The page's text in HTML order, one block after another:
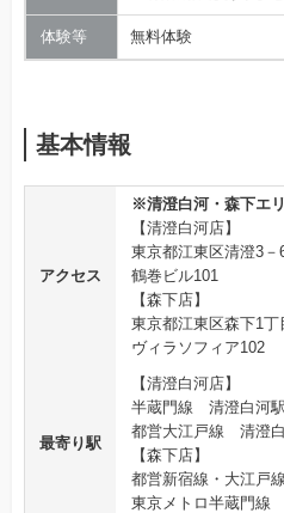
体験等 無料体験
基本情報
アクセス
※清澄白河・森下エ
【清澄白河店】
東京都江東区清澄3－
鶴巻ビル101
【森下店】
東京都江東区森下1丁
ヴィラソフィア102
最寄り駅
【清澄白河店】
半蔵門線 清澄白河
都営大江戸線 清澄
【森下店】
都営新宿線・大江
東京メトロ半蔵門